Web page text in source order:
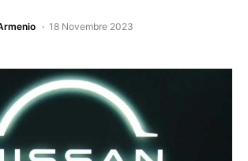
18 Novembre 2023